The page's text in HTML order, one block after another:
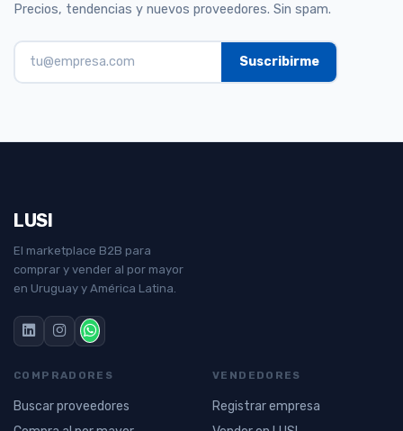
Precios, tendencias y nuevos proveedores. Sin spam.
LUSI
El marketplace B2B para
comprar y vender al por mayor
en Uruguay y América Latina.
COMPRADORES
Buscar proveedores
VENDEDORES
Registrar empresa